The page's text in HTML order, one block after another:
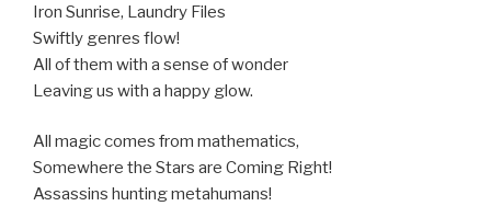
Iron Sunrise, Laundry Files
Swiftly genres flow!
All of them with a sense of wonder
Leaving us with a happy glow.
All magic comes from mathematics,
Somewhere the Stars are Coming Right!
Assassins hunting metahumans!